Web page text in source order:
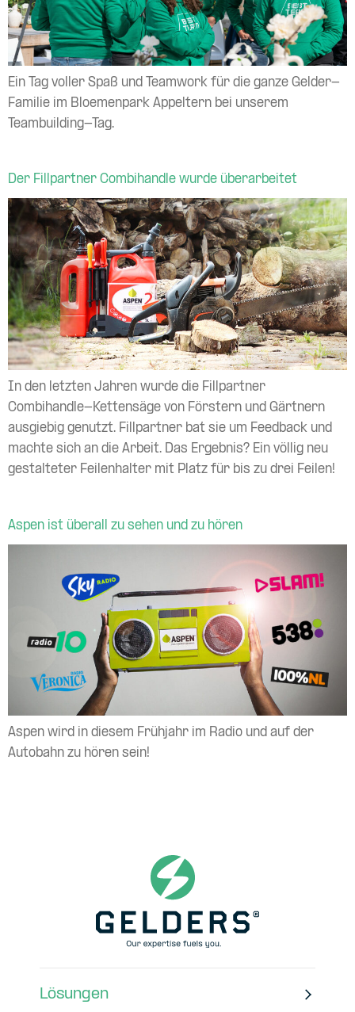
Ein Tag voller Spaß und Teamwork für die ganze Gelder-
Familie im Bloemenpark Appeltern bei unserem
Teambuilding-Tag.
Der Fillpartner Combihandle wurde überarbeitet
In den letzten Jahren wurde die Fillpartner
Combihandle-Kettensäge von Förstern und Gärtnern
ausgiebig genutzt. Fillpartner bat sie um Feedback und
machte sich an die Arbeit. Das Ergebnis? Ein völlig neu
gestalteter Feilenhalter mit Platz für bis zu drei Feilen!
Aspen ist überall zu sehen und zu hören
Aspen wird in diesem Frühjahr im Radio und auf der
Autobahn zu hören sein!
Lösungen